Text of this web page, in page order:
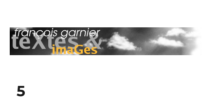
François Garnier : teXtes & imaGes
5